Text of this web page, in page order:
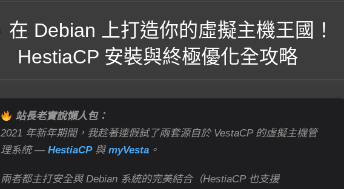
在 Debian 上打造你的虛擬主機王國！
HestiaCP 安裝與終極優化全攻略
站長老實說懶人包：
2021 年新年期間，我趁著連假試了兩套源自於 VestaCP 的虛擬主機管
理系統 — HestiaCP與 myVesta。
兩者都主打安全與 Debian 系統的完美結合（HestiaCP 也支援